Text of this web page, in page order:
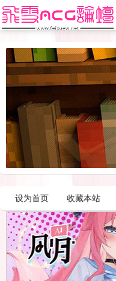
设为首页 收藏本站